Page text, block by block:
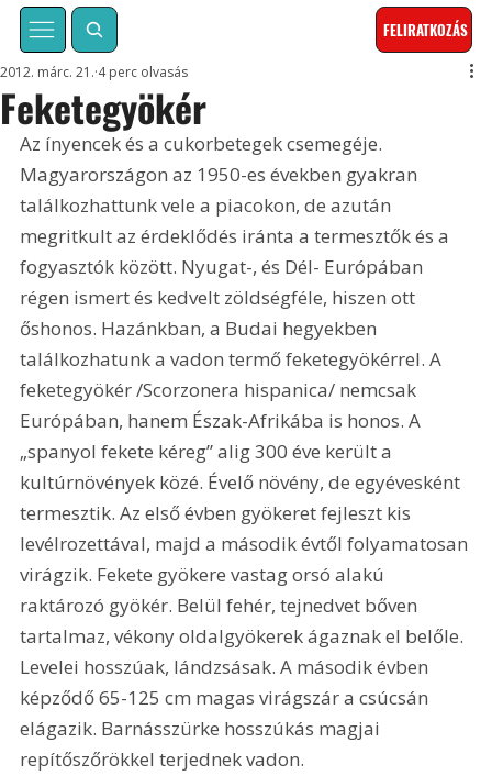
FELIRATKOZÁS
Feketegyökér
2012. márc. 21. 4 perc olvasás
Az ínyencek és a cukorbetegek csemegéje.
Magyarországon az 1950-es években gyakran
találkozhattunk vele a piacokon, de azután
megritkult az érdeklődés iránta a termesztők és a
fogyasztók között. Nyugat-, és Dél- Európában
régen ismert és kedvelt zöldségféle, hiszen ott
őshonos. Hazánkban, a Budai hegyekben
találkozhatunk a vadon termő feketegyökérrel. A
feketegyökér /Scorzonera hispanica/ nemcsak
Európában, hanem Észak-Afrikába is honos. A
„spanyol fekete kéreg” alig 300 éve került a
kultúrnövények közé. Évelő növény, de egyévesként
termesztik. Az első évben gyökeret fejleszt kis
levélrozettával, majd a második évtől folyamatosan
virágzik. Fekete gyökere vastag orsó alakú
raktározó gyökér. Belül fehér, tejnedvet bőven
tartalmaz, vékony oldalgyökerek ágaznak el belőle.
Levelei hosszúak, lándzsásak. A második évben
képződő 65-125 cm magas virágszár a csúcsán
elágazik. Barnásszürke hosszúkás magjai
repítőszőrökkel terjednek vadon.